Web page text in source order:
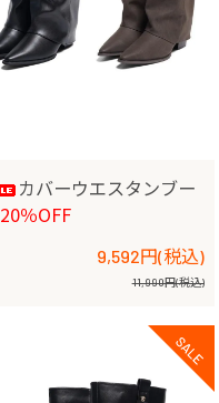
カバーウエスタンブー
20％OFF
9,592円(税込)
11,990円(税込)